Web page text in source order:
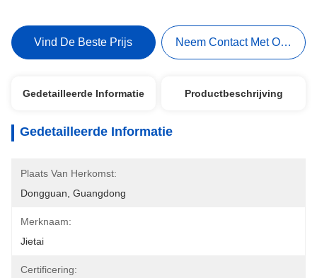
Vind De Beste Prijs Neem Contact Met Ons Op
Gedetailleerde Informatie Productbeschrijving
Gedetailleerde Informatie
Plaats Van Herkomst:
Dongguan, Guangdong
Merknaam:
Jietai
Certificering: